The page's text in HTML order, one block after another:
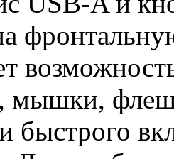
мышки,
быстрого